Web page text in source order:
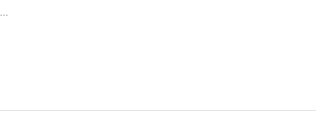
...